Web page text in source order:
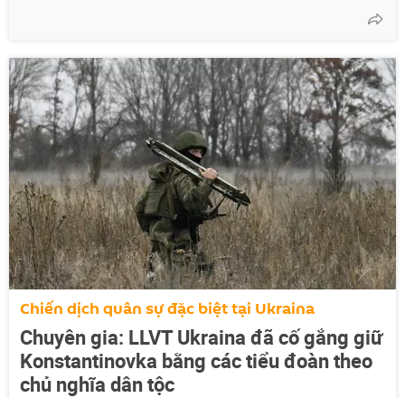
Chiến dịch quân sự đặc biệt tại Ukraina
Chuyên gia: LLVT Ukraina đã cố gắng giữ
Konstantinovka bằng các tiểu đoàn theo
chủ nghĩa dân tộc